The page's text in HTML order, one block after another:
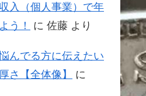
入（個人事業）で年
う！
に 佐藤 より
んでる方に伝えたい
さ【全体像】
に